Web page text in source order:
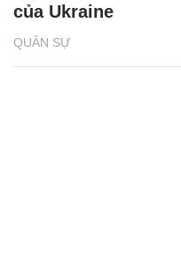
QUÂN SỰ
của Ukraine